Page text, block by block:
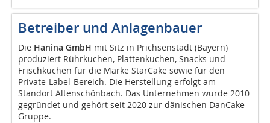
Betreiber und Anlagenbauer
Die Hanina GmbH mit Sitz in Prichsenstadt (Bayern)
produziert Rührkuchen, Plattenkuchen, Snacks und
Frischkuchen für die Marke StarCake sowie für den
Private-Label-Bereich. Die Herstellung erfolgt am
Standort Altenschönbach. Das Unternehmen wurde 2010
gegründet und gehört seit 2020 zur dänischen DanCake
Gruppe.